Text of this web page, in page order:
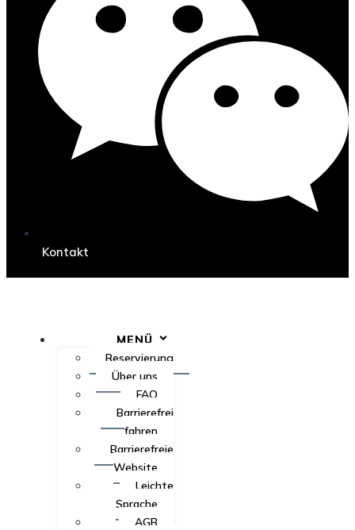
Kontakt
MENÜ
Reservierung
Über uns
FAQ
Barrierefrei
fahren
Barrierefreie
Website
Leichte
Sprache
AGB